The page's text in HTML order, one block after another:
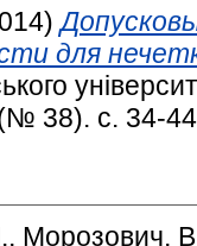
для
38). с. 34-
, Морозович,